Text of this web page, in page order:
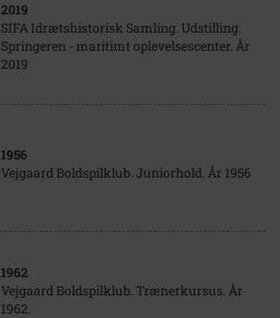
2019
SIFA Idrætshistorisk Samling. Udstilling.
Springeren - maritimt oplevelsescenter. År
2019
1956
Vejgaard Boldspilklub. Juniorhold. År 1956
1962
Vejgaard Boldspilklub. Trænerkursus. År
1962.